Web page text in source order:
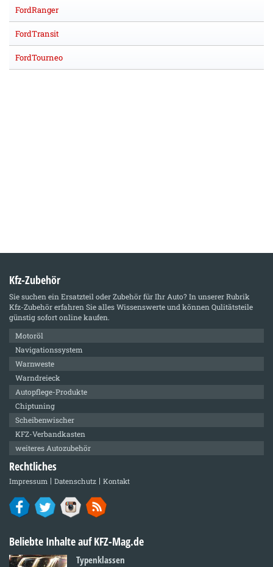
FordRanger
FordTransit
FordTourneo
Kfz-Zubehör
Sie suchen ein Ersatzteil oder Zubehör für Ihr Auto? In unserer Rubrik
Kfz-Zubehörerfahren Sie alles Wissenswerte und können Qulitätsteile
günstig sofort online kaufen.
Motoröl
Navigationssystem
Warnweste
Warndreieck
Autopflege-Produkte
Chiptuning
Scheibenwischer
KFZ-Verbandkasten
weiteres Autozubehör
Rechtliches
Impressum Datenschutz Kontakt
Beliebte Inhalte auf KFZ-Mag.de
Typenklassen